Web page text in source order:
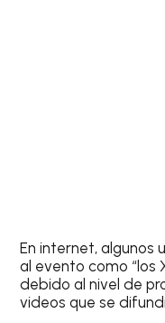
En internet, algunos
al evento como “los
debido al nivel de
videos que se